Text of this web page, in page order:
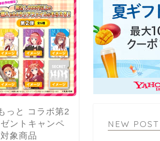
っと コラボ第2
ントキャンペ
象商品
NEW POST